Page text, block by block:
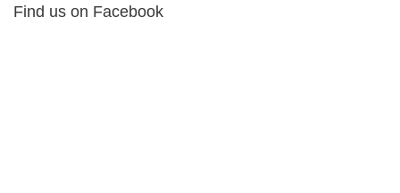
Find us on Facebook